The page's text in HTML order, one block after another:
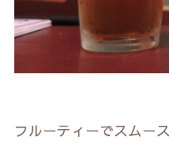
フルーティーでスムー